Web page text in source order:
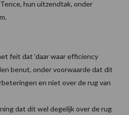
hun uitzendtak, onder
feit dat ‘daar waar efficiency
benut, onder voorwaarde dat dit
en niet over de rug van
dat dit wel degelijk over de rug